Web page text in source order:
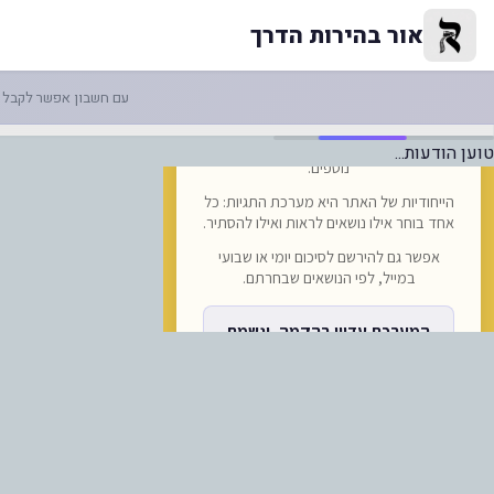
הלוח של ברסלב פרשת אמור
אור בהירות הדרך
עם חשבון אפשר לקבל
טוען הודעות...